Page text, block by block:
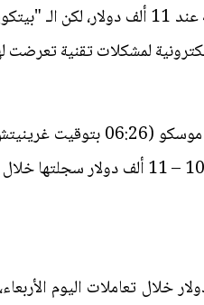
الإلكترونية إلى 9564.87 دولار، متراجعة من
هبوط العملة الإلكترونية لمشكلات
دولار، ومنذ بداية العام الجاري صعدت العملة
"البيتكوين" مستوى قياسيا جديدا متجاوزة 11 ألف